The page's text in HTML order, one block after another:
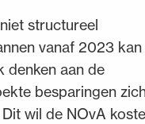
structureel
vanaf 2023 kan
denken aan de
besparingen
wil de NOvA koste